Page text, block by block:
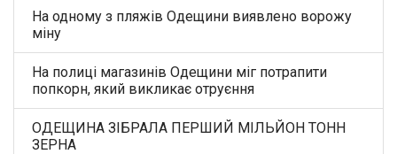
На одному з пляжів Одещини виявлено ворожу
міну
На полиці магазинів Одещини міг потрапити
попкорн, який викликає отруєння
ОДЕЩИНА ЗІБРАЛА ПЕРШИЙ МІЛЬЙОН ТОНН
ЗЕРНА